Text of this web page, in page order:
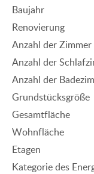
Baujahr
Renovierung
Anzahl der Zimmer
Anzahl der
Anzahl der
Grundstücksgröße
Gesamtfläche
Wohnfläche
Etagen
Kategorie des